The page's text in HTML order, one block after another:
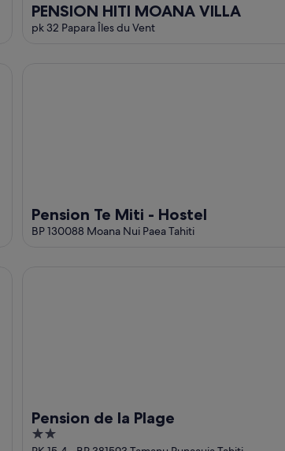
PENSION HITI MOANA VILLA
pk 32 Papara Îles du Vent
Pension Te Miti - Hostel
BP 130088 Moana Nui Paea Tahiti
Pension de la Plage
2